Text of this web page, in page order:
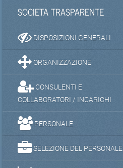
SOCIETA TRASPARENTE
DISPOSIZIONI GENERALI
ORGANIZZAZIONE
CONSULENTI E
COLLABORATORI / INCARICHI
PERSONALE
SELEZIONE DEL PERSONALE